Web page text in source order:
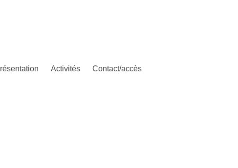
Activités Contact/accès